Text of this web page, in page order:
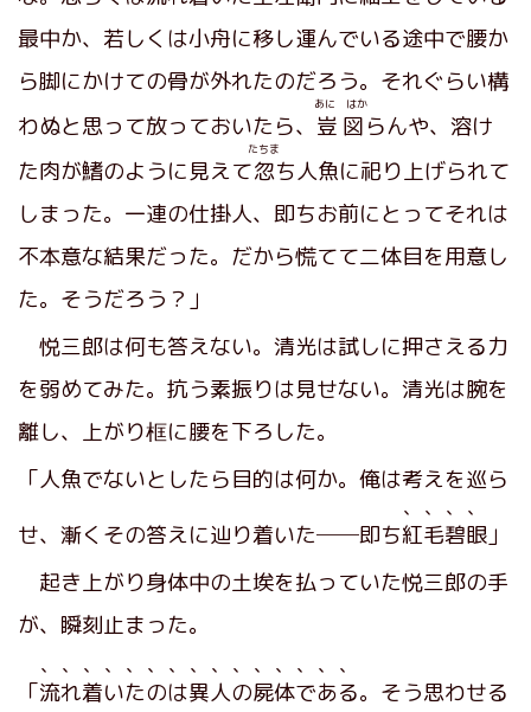
最中か、若しくは小舟に移し運んでいる途中で腰か
ら脚にかけての骨が外れたのだろう。それぐらい構
わぬと思って放っておいたら、 豈図
あに はか
らんや、溶け
た肉が鰭のように見えて忽
たちま
ち人魚に祀り上げられて
しまった。一連の仕掛人、即ちお前にとってそれは
不本意な結果だった。だから慌てて二体目を用意し
た。そうだろう？」
悦三郎は何も答えない。清光は試しに押さえる力
を弱めてみた。抗う素振りは見せない。清光は腕を
離し、上がり框に腰を下ろした。
「人魚でないとしたら目的は何か。俺は考えを巡ら
せ、漸くその答えに辿り着いた──即ち紅毛碧眼
、、、、
」
起き上がり身体中の土埃を払っていた悦三郎の手
が、瞬刻止まった。
「流れ着いたのは異人の屍体である
、、、、、、、、、、、、、、、
。そう思わせる